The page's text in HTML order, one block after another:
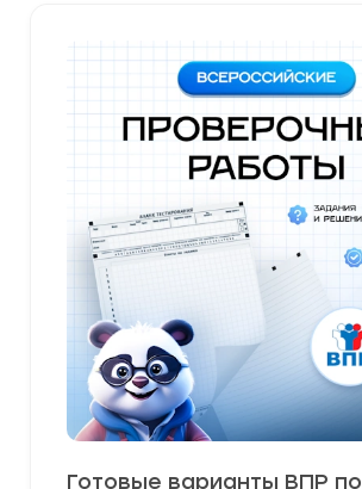
Готовые варианты ВПР по